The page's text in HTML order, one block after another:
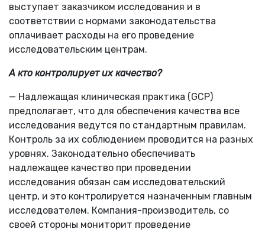
выступает заказчиком исследования и в
соответствии с нормами законодательства
оплачивает расходы на его проведение
исследовательским центрам.
А кто контролирует их качество?
— Надлежащая клиническая практика (GCP)
предполагает, что для обеспечения качества все
исследования ведутся по стандартным правилам.
Контроль за их соблюдением проводится на разных
уровнях. Законодательно обеспечивать
надлежащее качество при проведении
исследования обязан сам исследовательский
центр, и это контролируется назначенным главным
исследователем. Компания-производитель, со
своей стороны мониторит проведение